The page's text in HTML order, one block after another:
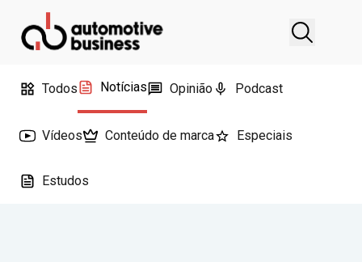
Todos Notícias Opinião Podcast
Vídeos Conteúdo de marca Especiais
Estudos